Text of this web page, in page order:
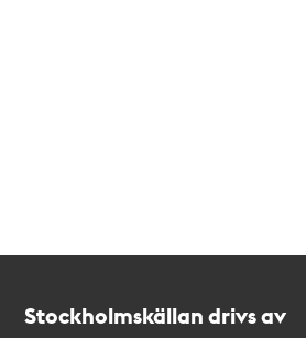
Stockholmskällan drivs av